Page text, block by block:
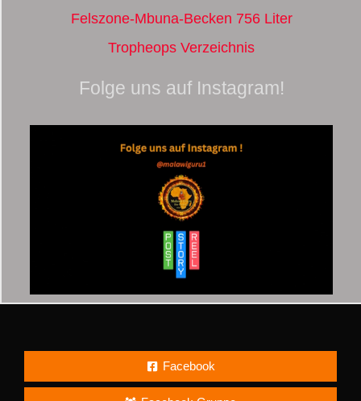
Felszone-Mbuna-Becken 756 Liter
Tropheops Verzeichnis
Folge uns auf Instagram!
Facebook